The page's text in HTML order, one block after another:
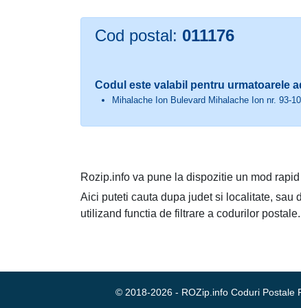
Cod postal: 011176
Codul este valabil pentru urmatoarele
Mihalache Ion Bulevard Mihalache Ion nr. 93-
Rozip.info va pune la dispozitie un mod
Aici puteti cauta dupa judet si localitate, sau
utilizand functia de filtrare a codurilor postale.
© 2018-2026 - ROZip.info Coduri Postale